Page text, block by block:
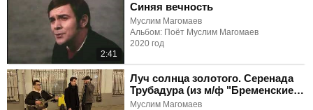
2:41
Синяя вечность
Муслим Магомаев
Альбом: Поёт Муслим Магомаев
2020 год
Луч солнца золотого. Серенада
Трубадура (из м/ф "Бременские
музыканты")
Муслим Магомаев